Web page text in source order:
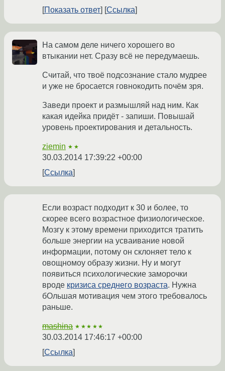
Показать ответ
Ссылка
На самом деле ничего хорошего во
втыкании нет. Сразу всё не передумаешь.
Считай, что твоё подсознание стало мудрее
и уже не бросается говнокодить почём зря.
Заведи проект и размышляй над ним. Как
какая идейка придёт - запиши. Повышай
уровень проектирования и детальность.
ziemin ★★
30.03.2014 17:39:22 +00:00
Ссылка
Если возраст подходит к 30 и более, то
скорее всего возрастное физиологическое.
Мозгу к этому времени приходится тратить
больше энергии на усваивание новой
информации, потому он склоняет тело к
овощномоу образу жизни. Ну и могут
появиться психологические заморочки
вроде кризиса среднего возраста. Нужна
бОльшая мотивация чем этого требовалось
раньше.
mashina ★★★★★
30.03.2014 17:46:17 +00:00
Ссылка